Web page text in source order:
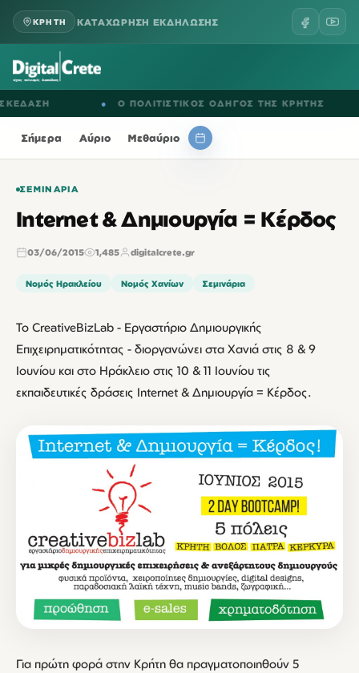
ΚΡΗΤΗ ΚΑΤΑΧΩΡΗΣΗ ΕΚΔΗΛΩΣΗΣ
Ο ΠΟΛΙΤΙΣΤΙΚΟΣ ΟΔΗΓΟΣ ΤΗΣ ΚΡΗΤΗΣ
Σήμερα Αύριο Μεθαύριο
ΣΕΜΙΝΆΡΙΑ
Internet & Δημιουργία = Κέρδος
03/06/2015 1,485 digitalcrete.gr
Νομός Ηρακλείου Νομός Χανίων Σεμινάρια
Το CreativeBizLab - Εργαστήριο Δημιουργικής
Επιχειρηματικότητας - διοργανώνει στα Χανιά στις 8 & 9
Ιουνίου και στο Ηράκλειο στις 10 & 11 Ιουνίου τις
εκπαιδευτικές δράσεις Internet & Δημιουργία = Κέρδος.
Για πρώτη φορά στην Κρήτη θα πραγματοποιηθούν 5